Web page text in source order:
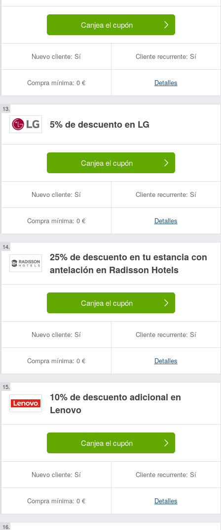
Canjea el cupón
Nuevo cliente: Sí Cliente recurrente: Sí
Compra mínima: 0 € Detalles
5% de descuento en LG
Canjea el cupón
Nuevo cliente: Sí Cliente recurrente: Sí
Compra mínima: 0 € Detalles
25% de descuento en tu estancia con
antelación en Radisson Hotels
Canjea el cupón
Nuevo cliente: Sí Cliente recurrente: Sí
Compra mínima: 0 € Detalles
10% de descuento adicional en
Lenovo
Canjea el cupón
Nuevo cliente: Sí Cliente recurrente: Sí
Compra mínima: 0 € Detalles
Nombre:
Correo electrónico: